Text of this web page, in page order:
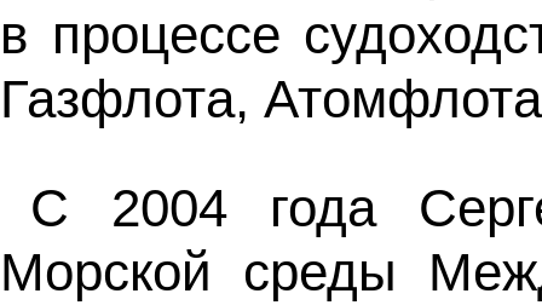
в процессе
Газфлота,
С 2004 года
Морской среды